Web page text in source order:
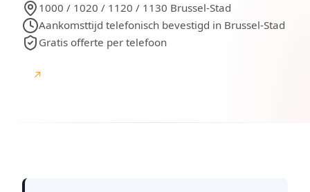
1000 / 1020 / 1120 / 1130 Brussel-Stad
Aankomsttijd telefonisch bevestigd in Brussel-Stad
Gratis offerte per telefoon
↗